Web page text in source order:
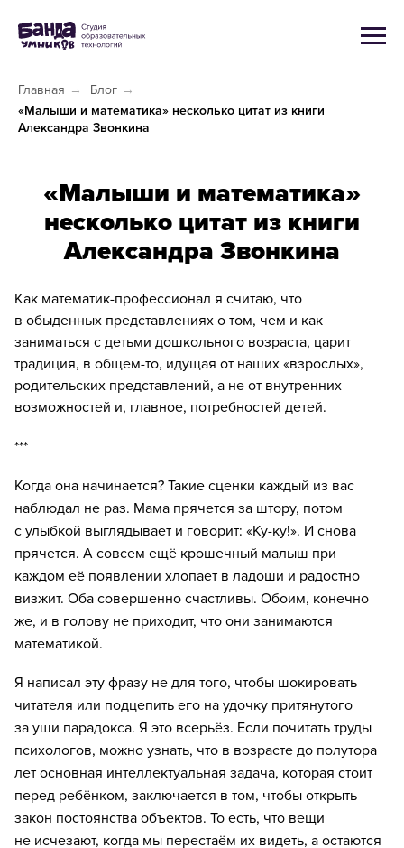
Главная → Блог →
«Малыши и математика» несколько цитат из книги
Александра Звонкина
«Малыши и математика»
несколько цитат из книги
Александра Звонкина
Как математик-профессионал я считаю, что
в обыденных представлениях о том, чем и как
заниматься с детьми дошкольного возраста, царит
традиция, в общем-то, идущая от наших «взрослых»,
родительских представлений, а не от внутренних
возможностей и, главное, потребностей детей.
***
Когда она начинается? Такие сценки каждый из вас
наблюдал не раз. Мама прячется за штору, потом
с улыбкой выглядывает и говорит: «Ку-ку!». И снова
прячется. А совсем ещё крошечный малыш при
каждом её появлении хлопает в ладоши и радостно
визжит. Оба совершенно счастливы. Обоим, конечно
же, и в голову не приходит, что они занимаются
математикой.
Я написал эту фразу не для того, чтобы шокировать
читателя или подцепить его на удочку притянутого
за уши парадокса. Я это всерьёз. Если почитать труды
психологов, можно узнать, что в возрасте до полутора
лет основная интеллектуальная задача, которая стоит
перед ребёнком, заключается в том, чтобы открыть
закон постоянства объектов. То есть, что вещи
не исчезают, когда мы перестаём их видеть, а остаются